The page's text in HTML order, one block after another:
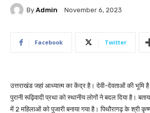
By Admin November 6, 2023
Facebook Twitter
उत्तराखंड जहां आध्यात्म का केंद्र है। देवी-देवताओं की भूमि है
पुरानी रूढ़िवादी प्रथा को स्थानीय लोगों ने बदल दिया है।
में 2 महिलाओं को पुजारी बनाया गया है। पिथौरागढ़ के श्री